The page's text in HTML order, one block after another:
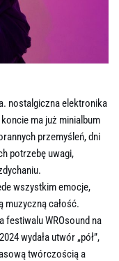
nostalgiczna elektronika
ma już minialbum
przemyśleń, dni
potrzebę uwagi,
wszystkim emocje,
muzyczną całość.
festiwalu WROsound na
wydała utwór „pół”,
twórczością a